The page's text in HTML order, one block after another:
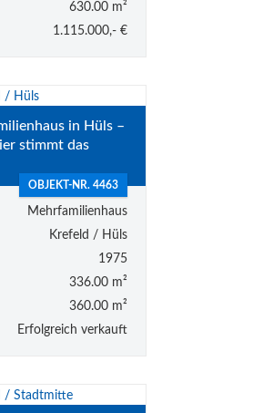
630.00 m²
1.115.000,- €
in Hüls –
stimmt das
OBJEKT-NR. 4463
Mehrfamilienhaus
Krefeld / Hüls
1975
336.00 m²
360.00 m²
Erfolgreich verkauft